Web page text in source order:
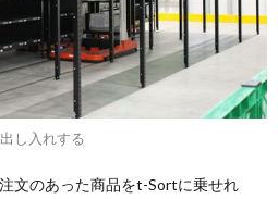
し入れする
文のあった商品をt-Sortに乗せれ